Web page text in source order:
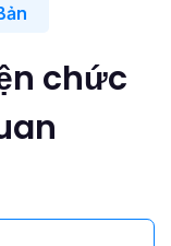
chức